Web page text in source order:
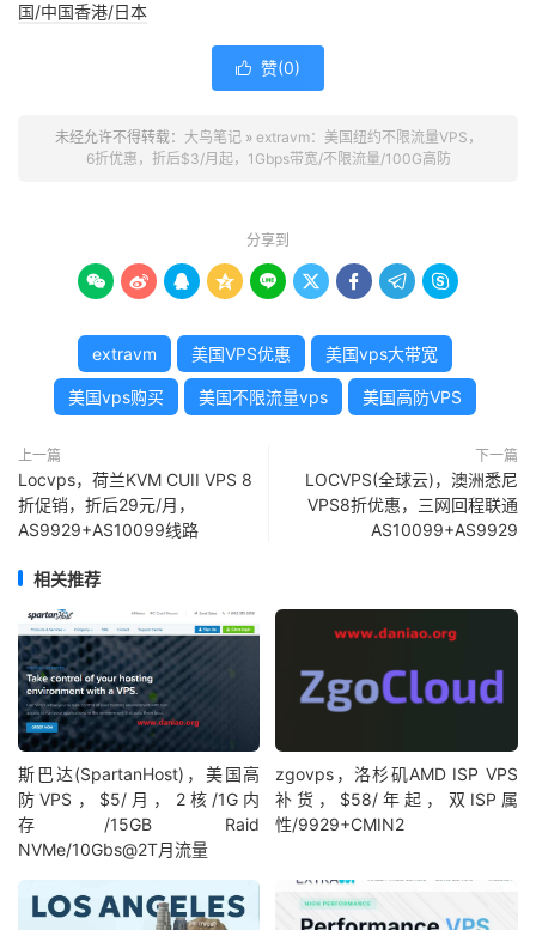
国/中国香港/日本
 赞(0)
未经允许不得转载： 大鸟笔记» extravm：美国纽约不限流量VPS，
6折优惠，折后$3/月起，1Gbps带宽/不限流量/100G高防
分享到
        
extravm 美国VPS优惠 美国vps大带宽
美国vps购买 美国不限流量vps 美国高防VPS
上一篇
Locvps，荷兰KVM CUII VPS 8
折促销，折后29元/月，
AS9929+AS10099线路
下一篇
LOCVPS(全球云)，澳洲悉尼
VPS8折优惠，三网回程联通
AS10099+AS9929
相关推荐
斯巴达(SpartanHost)，美国高
防VPS，$5/月，2核/1G内
存/15GB Raid
NVMe/10Gbs@2T月流量
zgovps，洛杉矶AMD ISP VPS
补货，$58/年起，双ISP属
性/9929+CMIN2